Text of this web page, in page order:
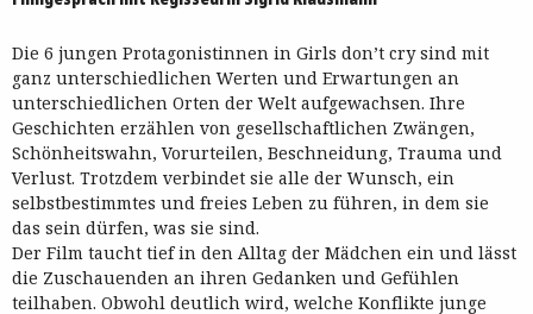
Die 6 jungen Protagonistinnen in Girls don’t cry sind mit
ganz unterschiedlichen Werten und Erwartungen an
unterschiedlichen Orten der Welt aufgewachsen. Ihre
Geschichten erzählen von gesellschaftlichen Zwängen,
Schönheitswahn, Vorurteilen, Beschneidung, Trauma und
Verlust. Trotzdem verbindet sie alle der Wunsch, ein
selbstbestimmtes und freies Leben zu führen, in dem sie
das sein dürfen, was sie sind.
Der Film taucht tief in den Alltag der Mädchen ein und lässt
die Zuschauenden an ihren Gedanken und Gefühlen
teilhaben. Obwohl deutlich wird, welche Konflikte junge